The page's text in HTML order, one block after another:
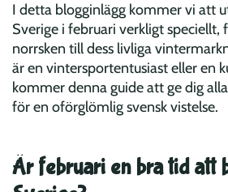
I detta blogginlägg kommer vi att
Sverige i februari verkligt speciellt,
norrsken till dess livliga
är en vintersportentusiast eller en
kommer denna guide att ge dig
för en oförglömlig svensk vistelse.
Är februari en bra tid att